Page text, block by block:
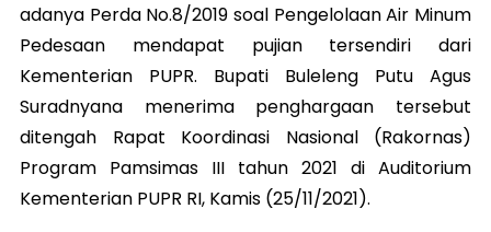
adanya Perda No.8/2019 soal Pengelolaan Air Minum
Pedesaan mendapat pujian tersendiri dari
Kementerian PUPR. Bupati Buleleng Putu Agus
Suradnyana menerima penghargaan tersebut
ditengah Rapat Koordinasi Nasional (Rakornas)
Program Pamsimas III tahun 2021 di Auditorium
Kementerian PUPR RI, Kamis (25/11/2021).